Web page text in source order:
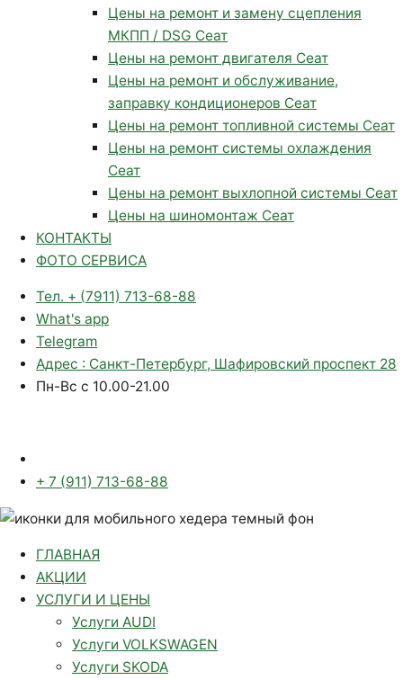
Цены на ремонт и замену сцепления
МКПП / DSG Сеат
Цены на ремонт двигателя Сеат
Цены на ремонт и обслуживание,
заправку кондиционеров Сеат
Цены на ремонт топливной системы Сеат
Цены на ремонт системы охлаждения
Сеат
Цены на ремонт выхлопной системы Сеат
Цены на шиномонтаж Сеат
КОНТАКТЫ
ФОТО СЕРВИСА
Тел. + (7911) 713-68-88
What's app
Telegram
Адрес : Санкт-Петербург, Шафировский проспект 28
Пн-Вс с 10.00-21.00
+ 7 (911) 713-68-88
ГЛАВНАЯ
АКЦИИ
УСЛУГИ И ЦЕНЫ
Услуги AUDI
Услуги VOLKSWAGEN
Услуги SKODA